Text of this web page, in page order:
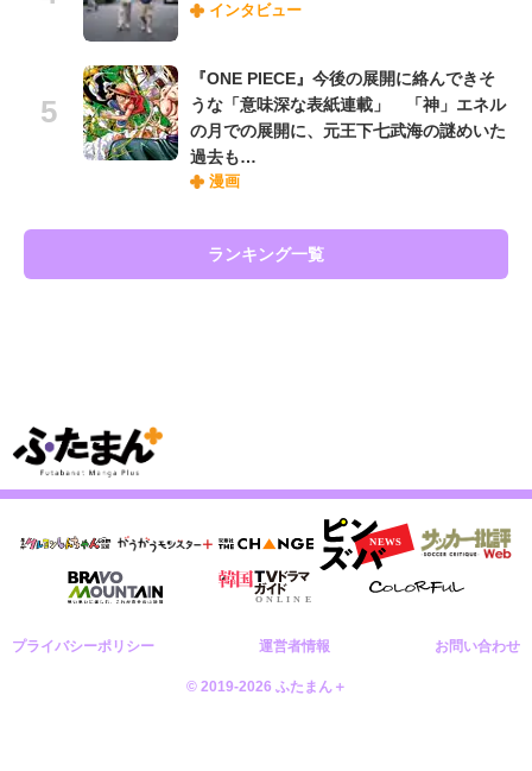
インタビュー
『ONE PIECE』今後の展開に絡んできそ
うな「意味深な表紙連載」 「神」エネル
の月での展開に、元王下七武海の謎めいた
過去も…
漫画
ランキング一覧
プライバシーポリシー 運営者情報 お問い合わせ
© 2019-2026 ふたまん＋